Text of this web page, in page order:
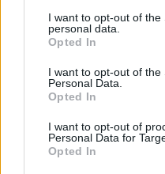
I want to opt-out of the
personal data.
Opted In
I want to opt-out of the
Personal Data.
Opted In
I want to opt-out of
Personal Data for
Opted In
Alessandria vara una
serie di iniziative
10 Novembre 2015
In "Alessandria"